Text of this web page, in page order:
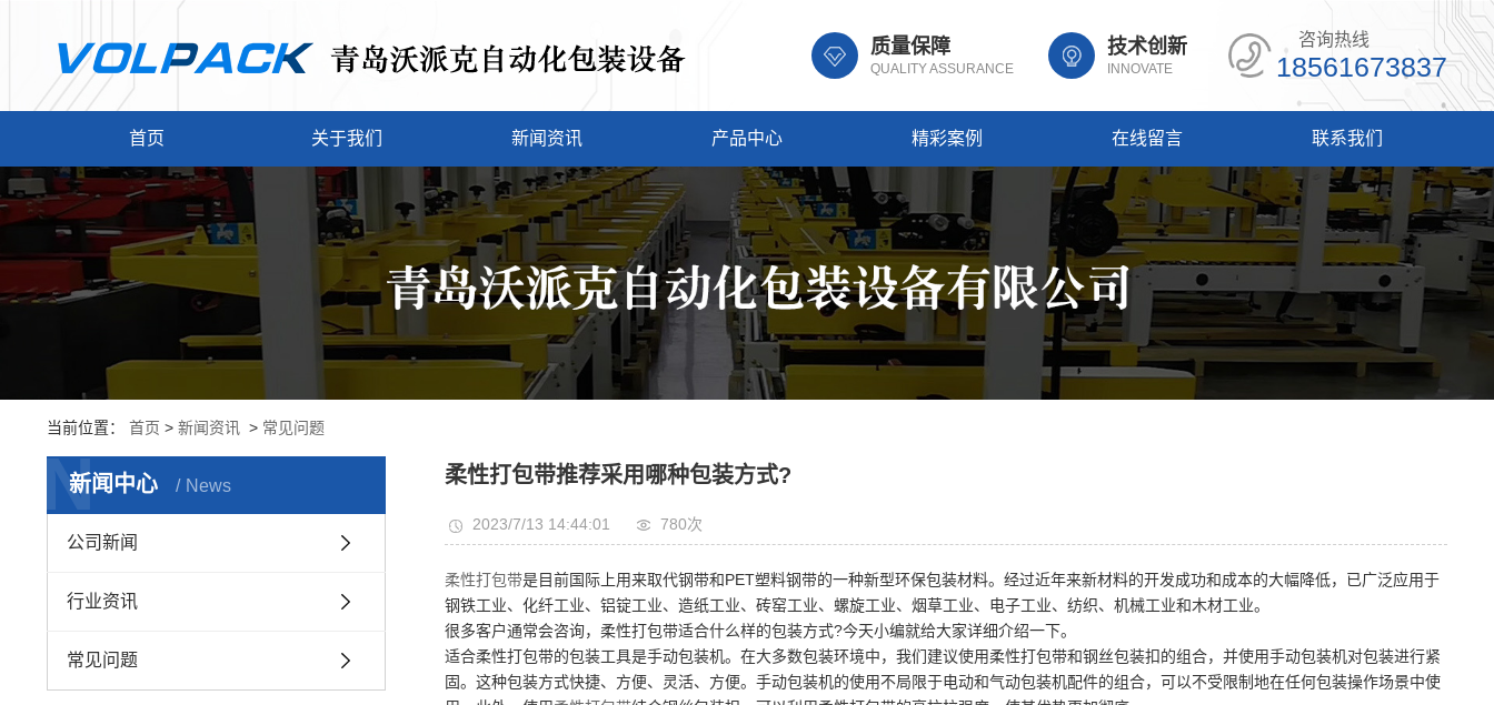
质量保障
QUALITY ASSURANCE
技术创新
INNOVATE
咨询热线
18561673837
首页 关于我们 新闻资讯 产品中心 精彩案例 在线留言 联系我们
当前位置： 首页 > 新闻资讯 > 常见问题
新闻中心 News
N
公司新闻
行业资讯
常见问题
柔性打包带推荐采用哪种包装方式?
2023/7/13 14:44:01 780次
柔性打包带是目前国际上用来取代钢带和PET塑料钢带的一种新型环保包装材料。经过近年来新材料的开发成功和成本的大幅降低，已广泛应用于
钢铁工业、化纤工业、铝锭工业、造纸工业、砖窑工业、螺旋工业、烟草工业、电子工业、纺织、机械工业和木材工业。
很多客户通常会咨询，柔性打包带适合什么样的包装方式?今天小编就给大家详细介绍一下。
适合柔性打包带的包装工具是手动包装机。在大多数包装环境中，我们建议使用柔性打包带和钢丝包装扣的组合，并使用手动包装机对包装进行紧
固。这种包装方式快捷、方便、灵活、方便。手动包装机的使用不局限于电动和气动包装机配件的组合，可以不受限制地在任何包装操作场景中使